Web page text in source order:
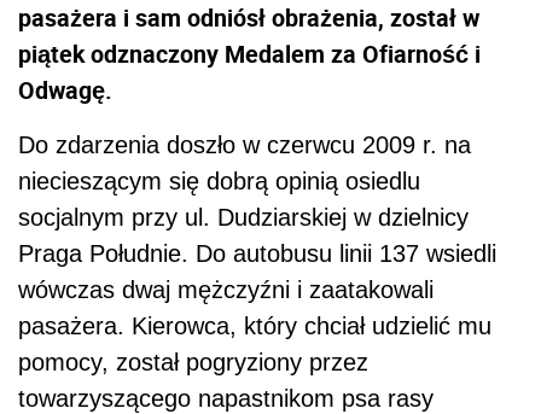
pasażera i sam odniósł obrażenia, został w
piątek odznaczony Medalem za Ofiarność i
Odwagę.
Do zdarzenia doszło w czerwcu 2009 r. na
niecieszącym się dobrą opinią osiedlu
socjalnym przy ul. Dudziarskiej w dzielnicy
Praga Południe. Do autobusu linii 137 wsiedli
wówczas dwaj mężczyźni i zaatakowali
pasażera. Kierowca, który chciał udzielić mu
pomocy, został pogryziony przez
towarzyszącego napastnikom psa rasy